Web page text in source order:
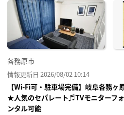
各務原市
情報更新日 2026/08/02 10:14
【Wi-Fi可・駐車場完備】岐阜各務
★人気のセパレート♬TVモニターフ
ンタル可能